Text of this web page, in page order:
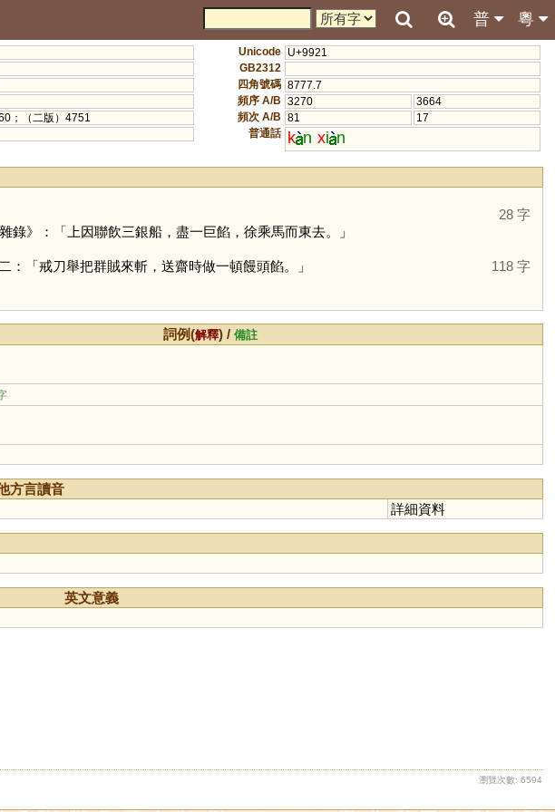
粵
普
；（二版）4751
Unicode U+9921
GB2312
四角號碼 8777.7
頻序 A/B 3270
3664
頻次 A/B 81
17
普通話 k n xi n
28 字
錄》：「上因聯飲三銀船，盡一巨餡，徐乘馬而東去。」
「戒刀舉把群賊來斬，送齋時做一頓饅頭餡。」 118 字
詞例(解釋) /備註
方言讀音
詳細資料
英文意義
瀏覽次數: 6594